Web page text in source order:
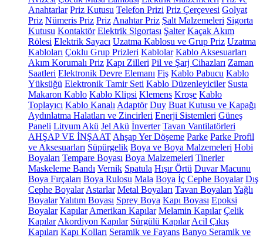
Anahtarlar Priz Kutusu Telefon Prizi Priz Çerçevesi Golyat
Priz Nümeris Priz Priz Anahtar Priz Şalt Malzemeleri Sigorta
Kutusu Kontaktör Elektrik Sigortası Şalter Kaçak Akım
Rölesi Elektrik Sayacı Uzatma Kablosu ve Grup Priz Uzatma
Kabloları Çoklu Grup Prizleri Kablolar Kablo Aksesuarları
Akım Korumalı Priz Kapı Zilleri Pil ve Şarj Cihazları Zaman
Saatleri Elektronik Devre Elemanı Fiş Kablo Pabucu Kablo
Yüksüğü Elektronik Tamir Seti Kablo Düzenleyiciler Susta
Makaron Kablo Kablo Klipsi Klemens Kroşe Kablo
Toplayıcı Kablo Kanalı Adaptör Duy Buat Kutusu ve Kapağı
Aydınlatma Halatları ve Zincirleri Enerji Sistemleri Güneş
Paneli Lityum Akü Jel Akü İnverter Tavan Vantilatörleri
AHŞAP VE İNŞAAT Ahşap Yer Döşeme Parke Parke Profil
ve Aksesuarları Süpürgelik Boya ve Boya Malzemeleri Hobi
Boyaları Tempare Boyası Boya Malzemeleri Tinerler
Maskeleme Bandı Vernik Spatula Hışır Örtü Duvar Macunu
Boya Fırçaları Boya Rulosu Mala Boya İç Cephe Boyalar Dış
Cephe Boyalar Astarlar Metal Boyaları Tavan Boyaları Yağlı
BoyalarYalıtım Boyası Sprey Boya Kapı Boyası Epoksi
Boyalar Kapılar Amerikan Kapılar Melamin Kapılar Çelik
Kapılar Akordiyon Kapılar Sürgülü Kapılar Acil Çıkış
Kapıları Kapı Kolları Seramik ve Fayans Banyo Seramik ve